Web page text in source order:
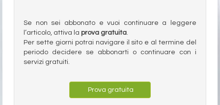
Se non sei abbonato e vuoi continuare a leggere
l’articolo, attiva la prova gratuita.
Per sette giorni potrai navigare il sito e al termine del
periodo decidere se abbonarti o continuare con i
servizi gratuiti.
Prova gratuita